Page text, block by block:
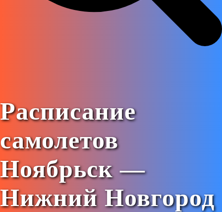
Расписание
самолетов
Ноябрьск —
Нижний Новгород